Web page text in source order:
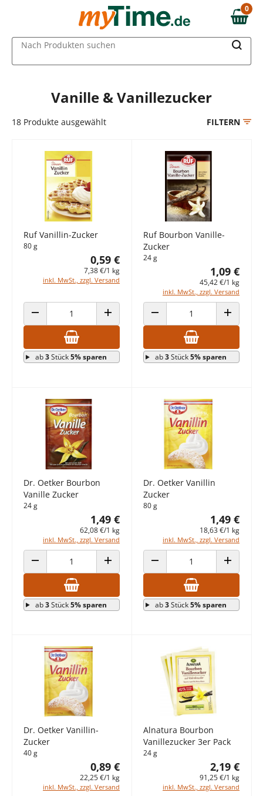
Zum Hauptinhalt springen
Zur Navigation springen
Zur Suche springen
0,00 €
0
Nach Produkten suchen
Vanille & Vanillezucker
18 Produkte ausgewählt FILTERN
Ruf Vanillin-Zucker
80 g
0,59 €
7,38 €/1 kg
inkl. MwSt., zzgl. Versand
ANZAHL VERRINGERN ANZAHL ERHÖHEN
ab3Stück5% sparen
Ruf Bourbon Vanille-
Zucker
24 g
1,09 €
45,42 €/1 kg
inkl. MwSt., zzgl. Versand
ANZAHL VERRINGERN ANZAHL
ab3Stück5% sparen
Dr. Oetker Bourbon
Vanille Zucker
24 g
1,49 €
62,08 €/1 kg
inkl. MwSt., zzgl. Versand
ANZAHL VERRINGERN ANZAHL ERHÖHEN
ab3Stück5% sparen
Dr. Oetker Vanillin
Zucker
80 g
1,49 €
18,63 €/1 kg
inkl. MwSt., zzgl. Versand
ANZAHL VERRINGERN ANZAHL
ab3Stück5% sparen
Dr. Oetker Vanillin-
Zucker
40 g
0,89 €
22,25 €/1 kg
inkl. MwSt., zzgl. Versand
Alnatura Bourbon
Vanillezucker 3er Pack
24 g
2,19 €
91,25 €/1 kg
inkl. MwSt., zzgl. Versand